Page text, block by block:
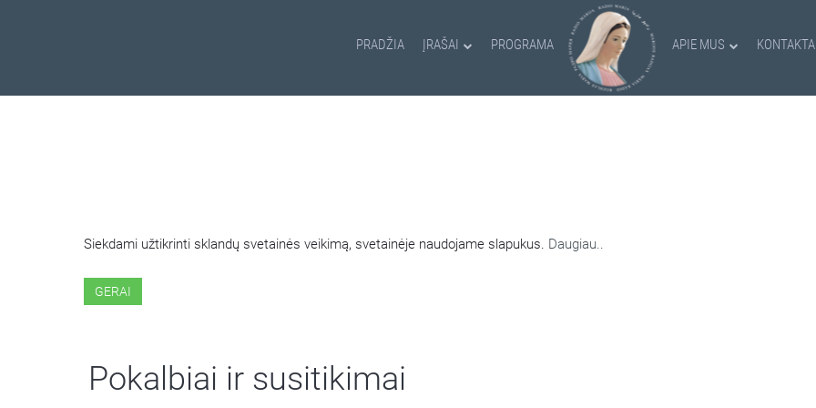
PRADŽIA ĮRAŠAI PROGRAMA APIE MUS
Siekdami užtikrinti sklandų svetainės veikimą, svetainėje naudojame slapukus. Daugiau..
GERAI
Pokalbiai ir susitikimai